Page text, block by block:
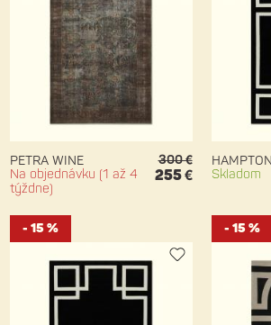
PETRA WINE
Na objednávku (1 až 4
týždne)
300 €
255 €
Skladom
- 15 % - 15 %